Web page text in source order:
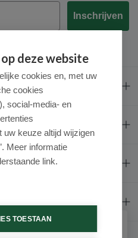
Inschrijven
deze website
cookies en, met uw
cookies
social-media- en
uw keuze altijd wijzigen
Meer informatie
link.
TOESTAAN